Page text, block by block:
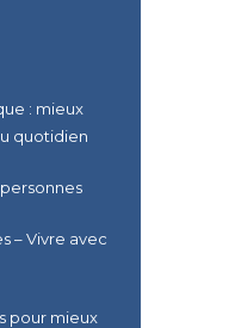
: mieux
quotidien
– Vivre avec
pour mieux